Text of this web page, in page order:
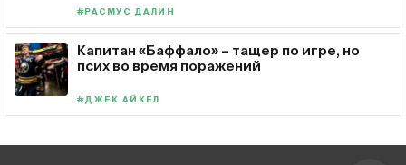
#РАСМУС ДАЛИН
Капитан «Баффало» – тащер по игре, но
псих во время поражений
#ДЖЕК АЙКЕЛ